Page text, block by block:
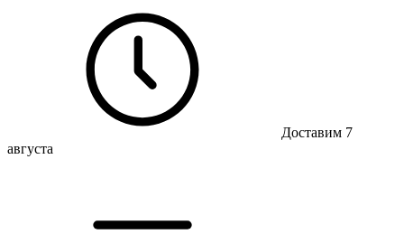
Доставим 7
августа